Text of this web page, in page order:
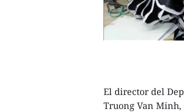
El director del
Truong Van